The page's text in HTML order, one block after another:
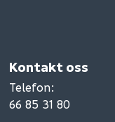
Kontakt oss
Telefon:
66 85 31 80